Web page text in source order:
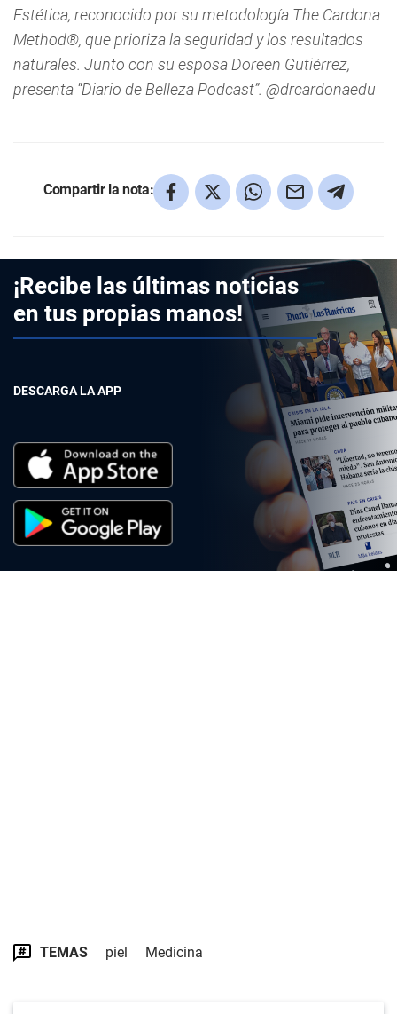
Estética, reconocido por su metodología The Cardona
Method®, que prioriza la seguridad y los resultados
naturales. Junto con su esposa Doreen Gutiérrez,
presenta “Diario de Belleza Podcast”. @drcardonaedu
Compartir la nota:
¡Recibe las últimas noticias
en tus propias manos!
DESCARGA LA APP
TEMAS piel Medicina